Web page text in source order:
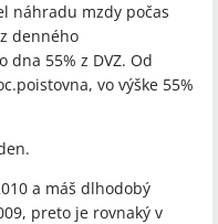
náhradu mzdy počas
denného
dna 55% z DVZ. Od
vo výške 55%
a máš dlhodobý
preto je rovnaký v